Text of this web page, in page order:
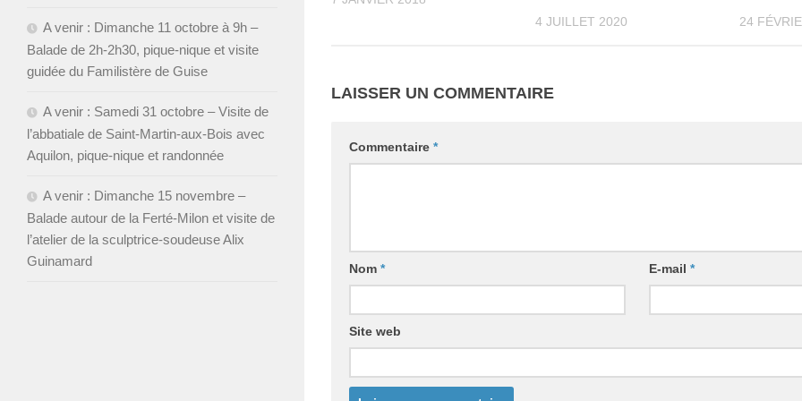
4 JUILLET 2020 24
LAISSER UN COMMENTAIRE
Commentaire *
Nom * E-mail *
Site web
A venir : Dimanche 11 octobre à 9h –
Balade de 2h-2h30, pique-nique et visite
guidée du Familistère de Guise
A venir : Samedi 31 octobre – Visite de
l’abbatiale de Saint-Martin-aux-Bois avec
Aquilon, pique-nique et randonnée
A venir : Dimanche 15 novembre –
Balade autour de la Ferté-Milon et visite de
l’atelier de la sculptrice-soudeuse Alix
Guinamard